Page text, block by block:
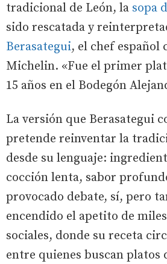
tradicional de León, la sopa
sido rescatada y
Berasategui, el chef español
Michelin. «Fue el primer
15 años en el Bodegón
La versión que Berasategui
pretende reinventar la
desde su lenguaje:
cocción lenta, sabor
provocado debate, sí, pero
encendido el apetito de
sociales, donde su receta
entre quienes buscan platos